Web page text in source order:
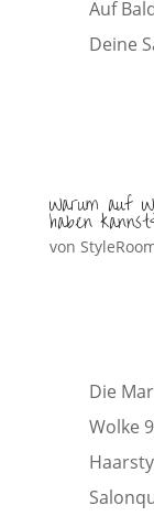
Auf
Deine
Warum auf
haben
von
Die
Wolke